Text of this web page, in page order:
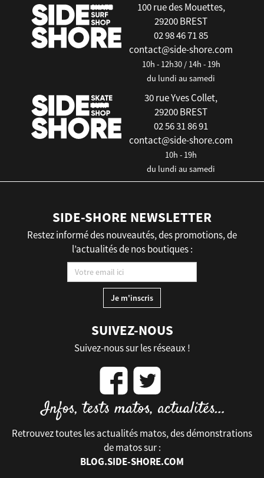
100 rue des Mouettes,
29200 BREST
02 98 46 71 85
contact@side-shore.com
10h - 12h30 / 14h - 19h
du lundi au samedi
30 rue Yves Collet,
29200 BREST
02 56 31 86 91
contact@side-shore.com
10h - 19h
du lundi au samedi
SIDE-SHORE NEWSLETTER
Restez informé des nouveautés, des promotions, de
l’actualités de nos boutiques :
SUIVEZ-NOUS
Suivez-nous sur les réseaux !
Retrouvez toutes les actualités matos, des démonstrations
de matos sur :
BLOG.SIDE-SHORE.COM